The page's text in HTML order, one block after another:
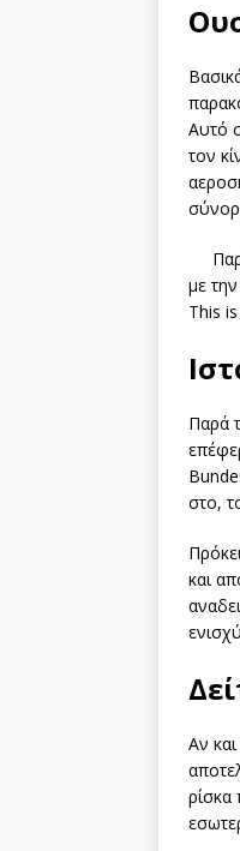
Αυτό
τον
με
This
Παρά
στο,
και
Αν